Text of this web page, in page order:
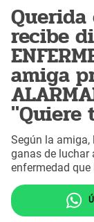
recibe
amiga
Según la
ganas de luchar
enfermedad